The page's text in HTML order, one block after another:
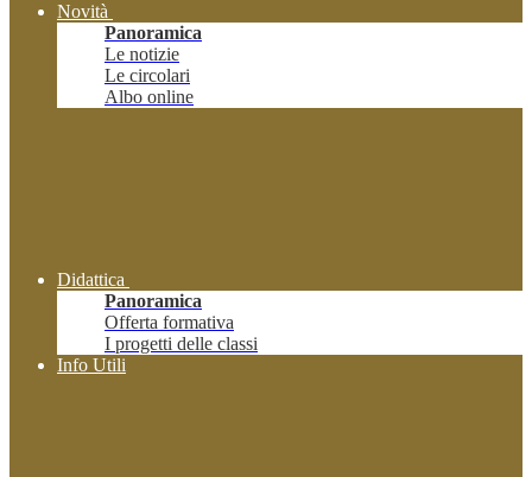
Novità
Panoramica
Le notizie
Le circolari
Albo online
Didattica
Panoramica
Offerta formativa
I progetti delle classi
Info Utili